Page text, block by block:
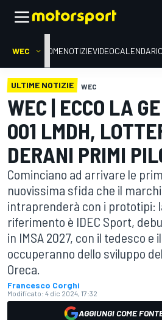
WEC HOMENOTIZIEVIDEOCALENDARIO
ULTIME NOTIZIE WEC
WEC | ECCO LA
001 LMDH,
DERANI PRIMI
Cominciano ad arrivare le
nuovissima sfida che il
intraprenderà con i prototipi:
riferimento è IDEC Sport,
in IMSA 2027, con il tedesco e
occuperanno dello sviluppo
Oreca.
Francesco Corghi
Modificato: 4 dic 2024, 17:32
AGGIUNGI COME